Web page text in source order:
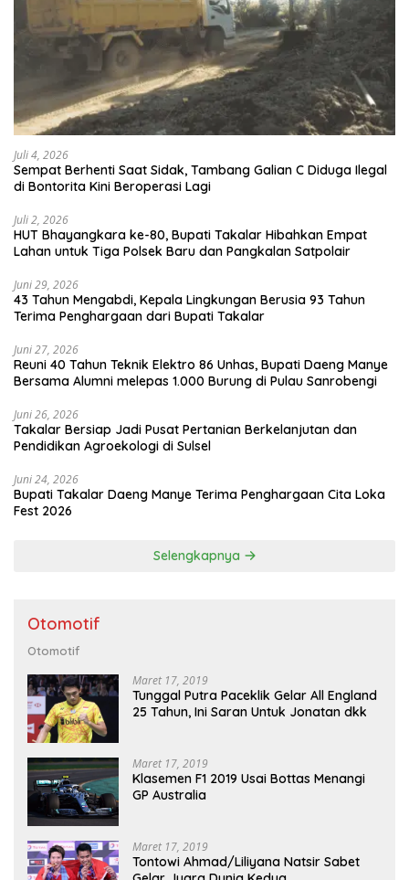
Juli 4, 2026
Sempat Berhenti Saat Sidak, Tambang Galian C Diduga Ilegal
di Bontorita Kini Beroperasi Lagi
Juli 2, 2026
HUT Bhayangkara ke-80, Bupati Takalar Hibahkan Empat
Lahan untuk Tiga Polsek Baru dan Pangkalan Satpolair
Juni 29, 2026
43 Tahun Mengabdi, Kepala Lingkungan Berusia 93 Tahun
Terima Penghargaan dari Bupati Takalar
Juni 27, 2026
Reuni 40 Tahun Teknik Elektro 86 Unhas, Bupati Daeng Manye
Bersama Alumni melepas 1.000 Burung di Pulau Sanrobengi
Juni 26, 2026
Takalar Bersiap Jadi Pusat Pertanian Berkelanjutan dan
Pendidikan Agroekologi di Sulsel
Juni 24, 2026
Bupati Takalar Daeng Manye Terima Penghargaan Cita Loka
Fest 2026
Selengkapnya
Otomotif
Otomotif
Maret 17, 2019
Tunggal Putra Paceklik Gelar All England
25 Tahun, Ini Saran Untuk Jonatan dkk
Maret 17, 2019
Klasemen F1 2019 Usai Bottas Menangi
GP Australia
Maret 17, 2019
Tontowi Ahmad/Liliyana Natsir Sabet